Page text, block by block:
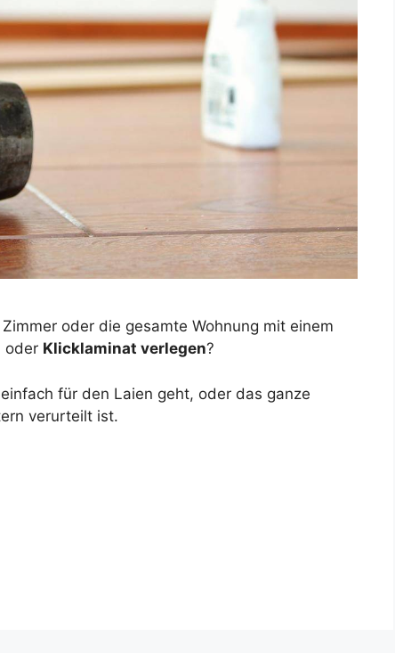
oder die gesamte Wohnung mit einem
oder Klicklaminat verlegen?
für den Laien geht, oder das ganze
verurteilt ist.